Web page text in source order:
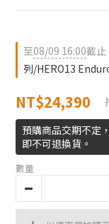
至08/09 16:00截止
列/HERO13
NT$24,390
預購商品交期不定
即不可退換貨。
數量